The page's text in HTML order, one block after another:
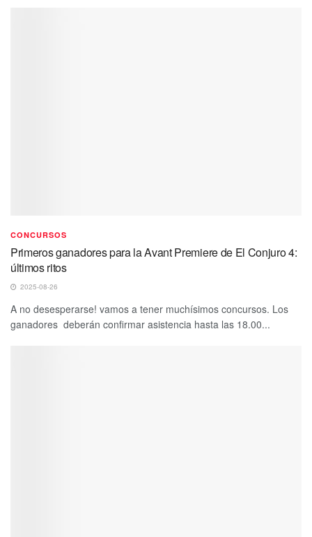
CONCURSOS
Primeros ganadores para la Avant Premiere de El Conjuro 4:
últimos ritos
2025-08-26
A no desesperarse! vamos a tener muchísimos concursos. Los
ganadores deberán confirmar asistencia hasta las 18.00...